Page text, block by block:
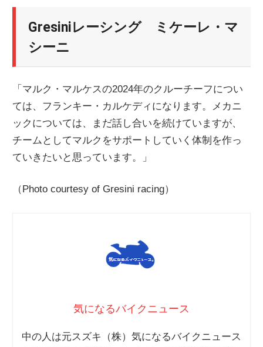
Gresiniレーシング ミケーレ・マ
シーニ
「マルク・マルケスの2024年のクルーチーフについ
ては、フランキー・カルケディになります。メカニ
ックについては、まだ話し合いを続けていますが、
チームとしてマルクをサポートしていく体制を作っ
ていきたいと思っています。」
（Photo courtesy of Gresini racing）
気になるバイクニュース
中の人は元スズキ（株）気になるバイクニュース